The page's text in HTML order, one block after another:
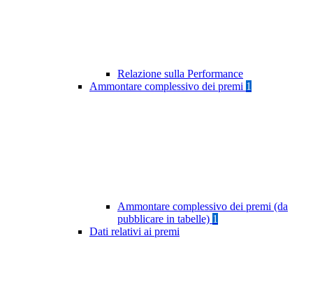
Relazione sulla Performance
Ammontare complessivo dei premi 1
Ammontare complessivo dei premi (da
pubblicare in tabelle) 1
Dati relativi ai premi